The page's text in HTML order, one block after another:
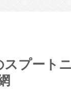
スプート